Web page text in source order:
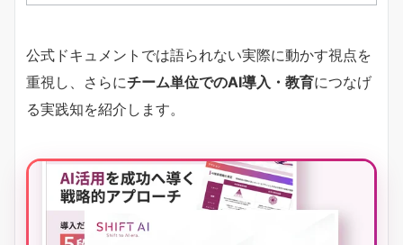
公式ドキュメントでは語られない実際に動かす視点を
重視し、さらにチーム単位でのAI導入・教育につなげ
る実践知を紹介します。